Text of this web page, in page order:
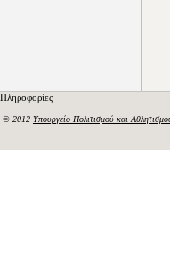
Πληροφορίες
© 2012 Υπουργείο Πολιτισμού και